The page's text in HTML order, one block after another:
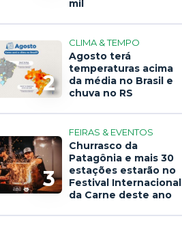
mil
2
CLIMA & TEMPO
Agosto terá
temperaturas acima
da média no Brasil e
chuva no RS
3
FEIRAS & EVENTOS
Churrasco da
Patagônia e mais 30
estações estarão no
Festival Internacional
da Carne deste ano